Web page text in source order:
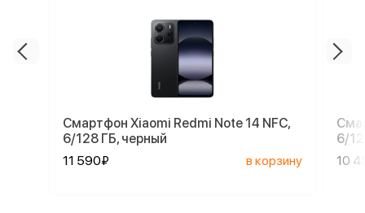
Смартфон Xiaomi Redmi Note 14 NFC,
6/128 ГБ, черный
11 590₽
в корзину
6/
10